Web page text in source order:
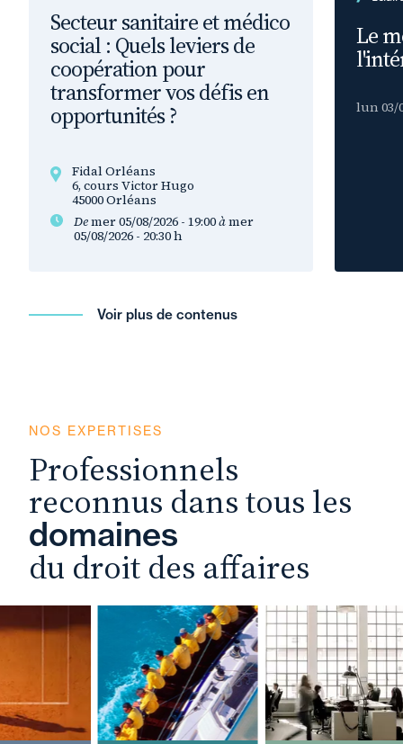
Secteur sanitaire et médico
social : Quels leviers de
coopération pour
transformer vos défis en
opportunités ?
Fidal Orléans
6, cours Victor Hugo
45000 Orléans
Demer 05/08/2026 - 19:00àmer
05/08/2026 - 20:30h
Le
lun 03/
Voir plus de contenus
NOS EXPERTISES
Professionnels
reconnus dans tous les
domaines
du droit des affaires